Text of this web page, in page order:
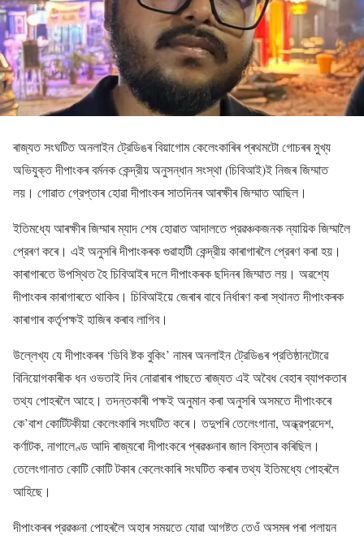
ৰাজ্যত সংঘটিত অনলাইন ট্রেডিঙৰ বিয়াগোম কেলেংকাৰিৰ প্ৰথমটো গোচৰৰ মুখ্য
অভিযুক্ত দীপাংকৰ বৰ্মনক কেন্দ্রীয় অনুসন্ধান সংস্থা (চিবিআই)ই নিজৰ জিম্মাত
লয়। গোৱাত গ্রেপ্তাৰ হোৱা দীপাংকৰ সাতদিনৰ আৰক্ষীৰ জিম্মাত আছিল।
ইতিমধ্যে আৰক্ষীৰ জিম্মাৰ ম্যাদ শেষ হোৱাত আদালতে প্রৱঞ্চকজনক ন্যায়িক জিম্মালৈ
প্রেৰণ কৰে। এই অনুসৰি দীপাংকৰক গুৱাহাটী কেন্দ্রীয় কাৰাগাৰলৈ প্রেৰণ কৰা হয়।
কাৰাগাৰতে উপস্থিত হৈ চিবিআইৰ দলে দীপাংকৰক ছদিনৰ জিম্মাত লয়। অৱশ্যে
দীপাংকৰ কাৰাগাৰতে থাকিব। চিবিআইয়ে জেৰাৰ বাবে নির্ধাৰণ কৰা স্থানত দীপাংকৰক
কাৰাগাৰ কর্তৃপক্ষই হাজিৰ কৰাব লাগিব।
উল্লেখ্য যে দীপাংকৰৰ ‘ডিবি ষ্টক বুকিং’ নামৰ অনলাইন ট্রেডিঙৰ প্রতিষ্ঠানটোৱে
বিনিয়োগকাৰীক ধন ওভতাই দিব নোৱাৰাৰ পাছতে ৰাজ্যত এই অবৈধ বেহাৰ ব্যাপকতাৰ
তথ্য পোহৰলৈ আহে। তদন্তকাৰী পক্ষই অনুমান কৰা অনুসৰি অসমতে দীপাংকৰে
কে’বাশ কোটিটকীয়া কেলেংকাৰি সংঘটিত কৰে। তদুপৰি তেলেংগানা, অন্ধ্রপ্রদেশ,
কৰ্ণাটক, নাগালেণ্ড আদি ৰাজ্যৰো দীপাংকৰে প্ৰৱঞ্চনাৰ জাল বিস্তাৰ কৰিছিল।
তেলেংগানাত কোটি কোটি টকাৰ কেলেংকাৰি সংঘটিত কৰাৰ তথ্য ইতিমধ্যে পোহৰলৈ
আহিছে।
দীপাংকৰৰ প্রৱঞ্চনা পোহৰলৈ অহাৰ সময়তে যোৱা আগষ্টত তেওঁ অসমৰ পৰা পলায়ন